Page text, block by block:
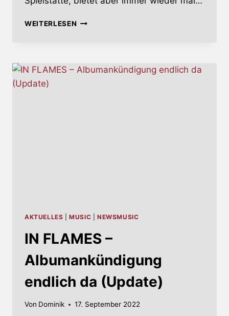
WEITERLESENARCH
ERINNERUNGEN
AKTUELLES |MUSIC NEWSMUSIC
IN FLAMES –
Albumankündigung
endlich da (Update)
Von Dominik 17. September 2022